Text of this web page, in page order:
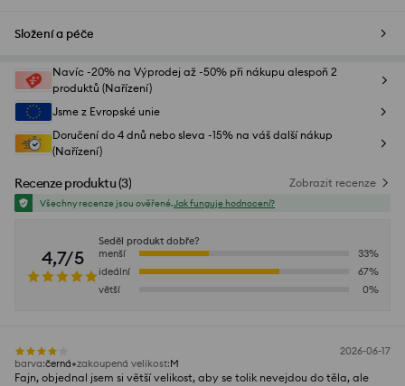
Složení a péče
Navíc -20% na Výprodej až -50% při nákupu alespoň 2
produktů (Nařízení)
Jsme z Evropské unie
Doručení do 4 dnů nebo sleva -15% na váš další nákup
(Nařízení)
Recenze produktu(3) Zobrazit recenze
Všechny recenze jsou ověřené.Jak funguje hodnocení?
4,7/5
Seděl produkt dobře?
menší
33%
ideální
67%
větší
0%
2026-06-17
barva:černá zakoupená velikost:M
Fajn, objednal jsem si větší velikost, aby se tolik nevejdou do těla, ale